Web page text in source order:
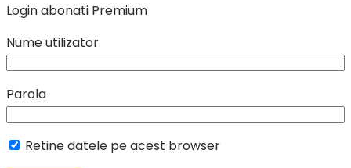
Login abonati Premium
Nume utilizator
Parola
Retine datele pe acest browser